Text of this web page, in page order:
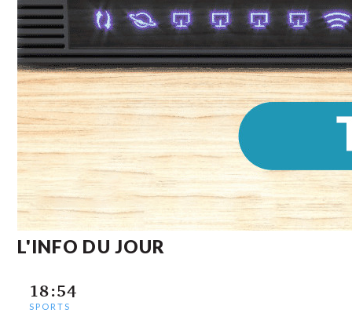
L'INFO DU JOUR
18:54
SPORTS